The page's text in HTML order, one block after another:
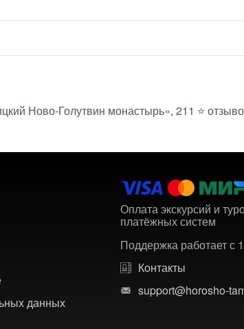
Ново-Голутвин монастырь», 211 ⭐
данных
Оплата экскурсий и
платёжных систем
Поддержка работает с
Контакты
support@horosho-